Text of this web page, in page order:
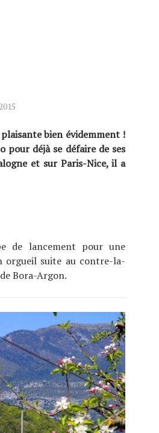
bien évidemment !
pour déjà se défaire de ses
et sur Paris-Nice, il a
de lancement pour une
orgueil suite au contre-la-
Bora-Argon.